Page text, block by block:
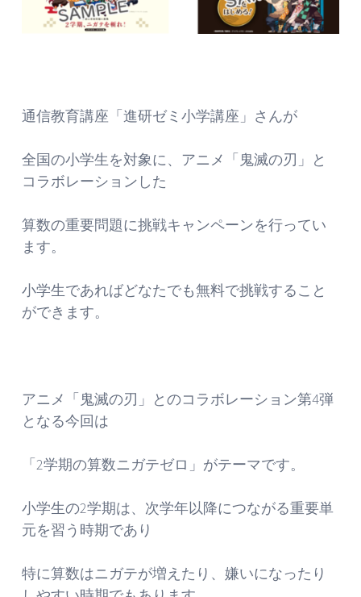
通信教育講座「進研ゼミ小学講座」さんが
全国の小学生を対象に、アニメ「鬼滅の刃」と
コラボレーションした
算数の重要問題に挑戦キャンペーンを行ってい
ます。
小学生であればどなたでも無料で挑戦すること
ができます。
アニメ「鬼滅の刃」とのコラボレーション第4弾
となる今回は
「2学期の算数ニガテゼロ」がテーマです。
小学生の2学期は、次学年以降につながる重要単
元を習う時期であり
特に算数はニガテが増えたり、嫌いになったり